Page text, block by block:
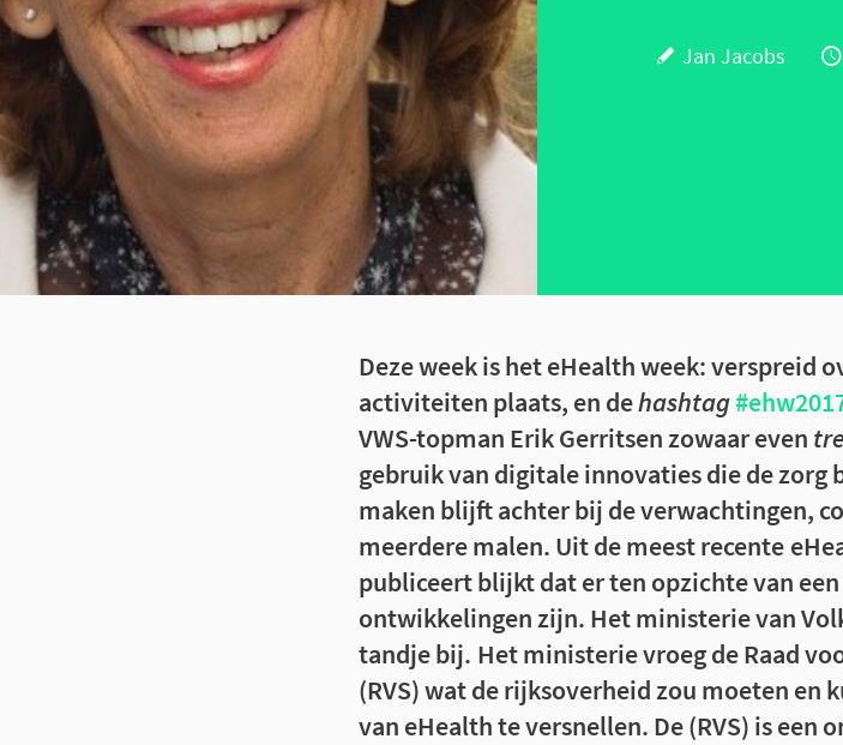
Jan Jacobs
Deze week is het eHealth week: verspreid
activiteiten plaats, en dehashtag
VWS-topman Erik Gerritsen zowaar even
gebruik van digitale innovaties die de zorg
maken blijft achter bij de verwachtingen,
meerdere malen. Uit de meest recente
publiceert blijkt dat er ten opzichte van een
ontwikkelingen zijn. Het ministerie van
tandje bij. Het ministerie vroeg de Raad
(RVS) wat de rijksoverheid zou moeten en
van eHealth te versnellen. De (RVS) is een